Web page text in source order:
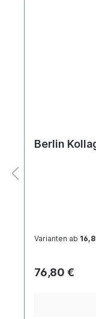
Berlin
Varianten ab
76,80 €